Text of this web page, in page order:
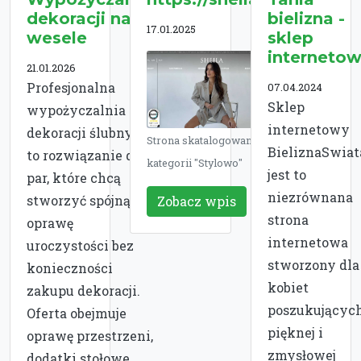
dekoracji na
wesele
21.01.2026
Profesjonalna
wypożyczalnia
dekoracji ślubnych
to rozwiązanie dla
par, które chcą
stworzyć spójną
oprawę
uroczystości bez
konieczności
zakupu dekoracji.
Oferta obejmuje
oprawę przestrzeni,
17.01.2025
Strona skatalogowana w
kategorii "Stylowo"
Zobacz wpis
bielizna -
sklep
07.04.2024
Sklep
internetowy
jest to
niezrównana
strona
internetowa
stworzony dla
kobiet
pięknej i
zmysłowej